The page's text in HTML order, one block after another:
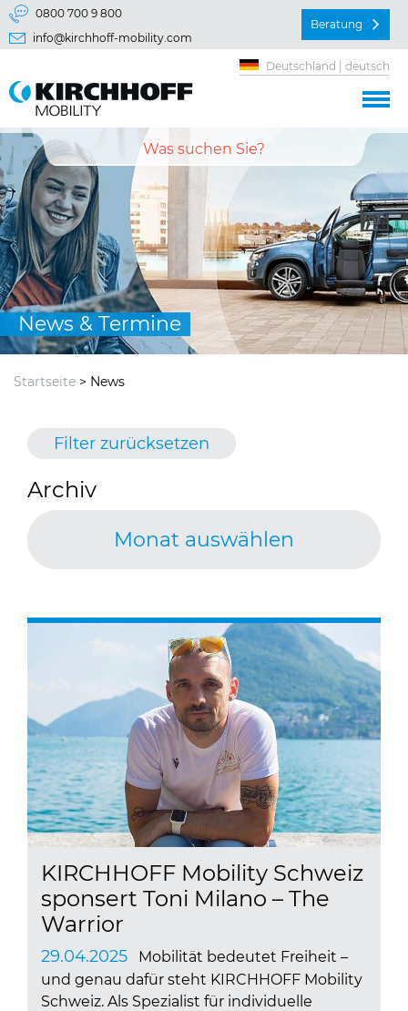
Springe direkt zu:
Hauptmenü
0800 700 9 800
info@kirchhoff-mobility.com
Beratung
Deutschland | deutsch
News & Termine
Startseite > News
KIRCHHOFF Mobility Schweiz
sponsert Toni Milano – The
Warrior
29.04.2025
Mobilität bedeutet Freiheit –
und genau dafür steht KIRCHHOFF Mobility
Schweiz. Als Spezialist für individuelle
Filter zurücksetzen
Archiv
Monat auswählen